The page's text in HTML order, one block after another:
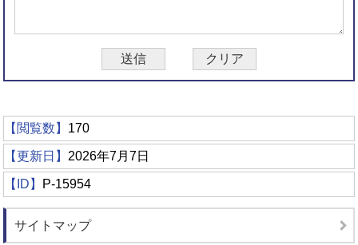
【閲覧数】 170
【更新日】 2026年7月7日
【ID】 P-15954
サイトマップ